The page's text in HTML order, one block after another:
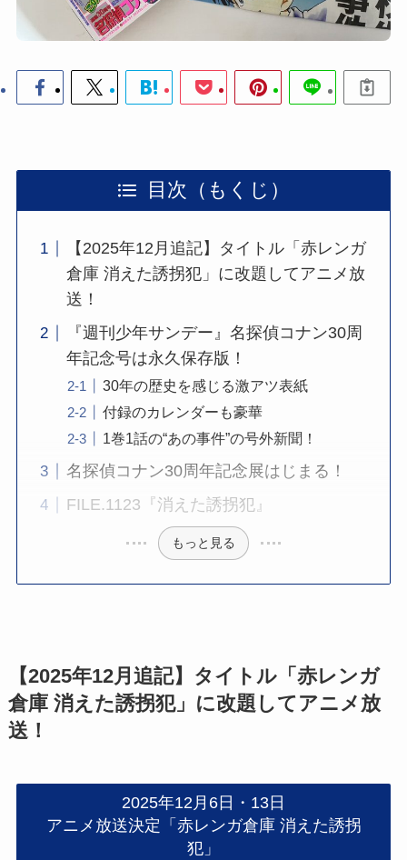
目次（もくじ）
【2025年12月追記】タイトル「赤レンガ
倉庫 消えた誘拐犯」に改題してアニメ放
送！
『週刊少年サンデー』名探偵コナン30周
年記念号は永久保存版！
30年の歴史を感じる激アツ表紙
付録のカレンダーも豪華
1巻1話の“あの事件”の号外新聞！
名探偵コナン30周年記念展はじまる！
FILE.1123『消えた誘拐犯』
もっと見る
【2025年12月追記】タイトル「赤レンガ
倉庫 消えた誘拐犯」に改題してアニメ放
送！
2025年12月6日・13日
アニメ放送決定「赤レンガ倉庫 消えた誘拐
犯」